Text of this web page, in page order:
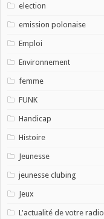
election
emission polonaise
Emploi
Environnement
femme
FUNK
Handicap
Histoire
Jeunesse
jeunesse clubing
Jeux
L'actualité de votre radio